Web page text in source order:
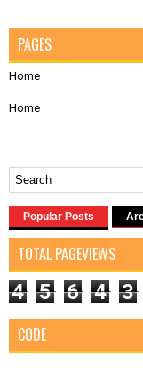
PAGES
Home
Home
Popular Posts
TOTAL PAGEVIEWS
4 5 6 4 3
CODE